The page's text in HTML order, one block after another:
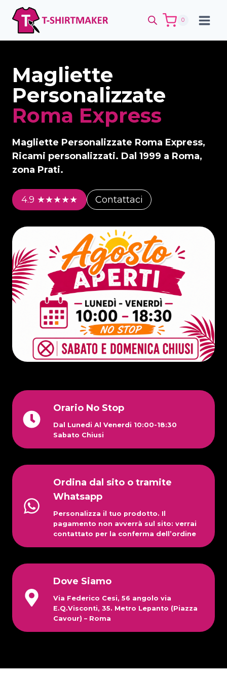
Salta
contenuto
0
Magliette
Personalizzate
Roma Express
Magliette Personalizzate Roma Express,
Ricami personalizzati. Dal 1999 a Roma,
zona Prati.
4.9 ★★★★★ Contattaci
Orario No Stop
Dal Lunedi Al Venerdi 10:00-18:30
Sabato Chiusi
Ordina dal sito o tramite
Whatsapp
Personalizza il tuo prodotto. Il
pagamento non avverrà sul sito: verrai
contattato per la conferma dell’ordine
Dove Siamo
Via Federico Cesi, 56 angolo via
E.Q.Visconti, 35. Metro Lepanto (Piazza
Cavour) – Roma